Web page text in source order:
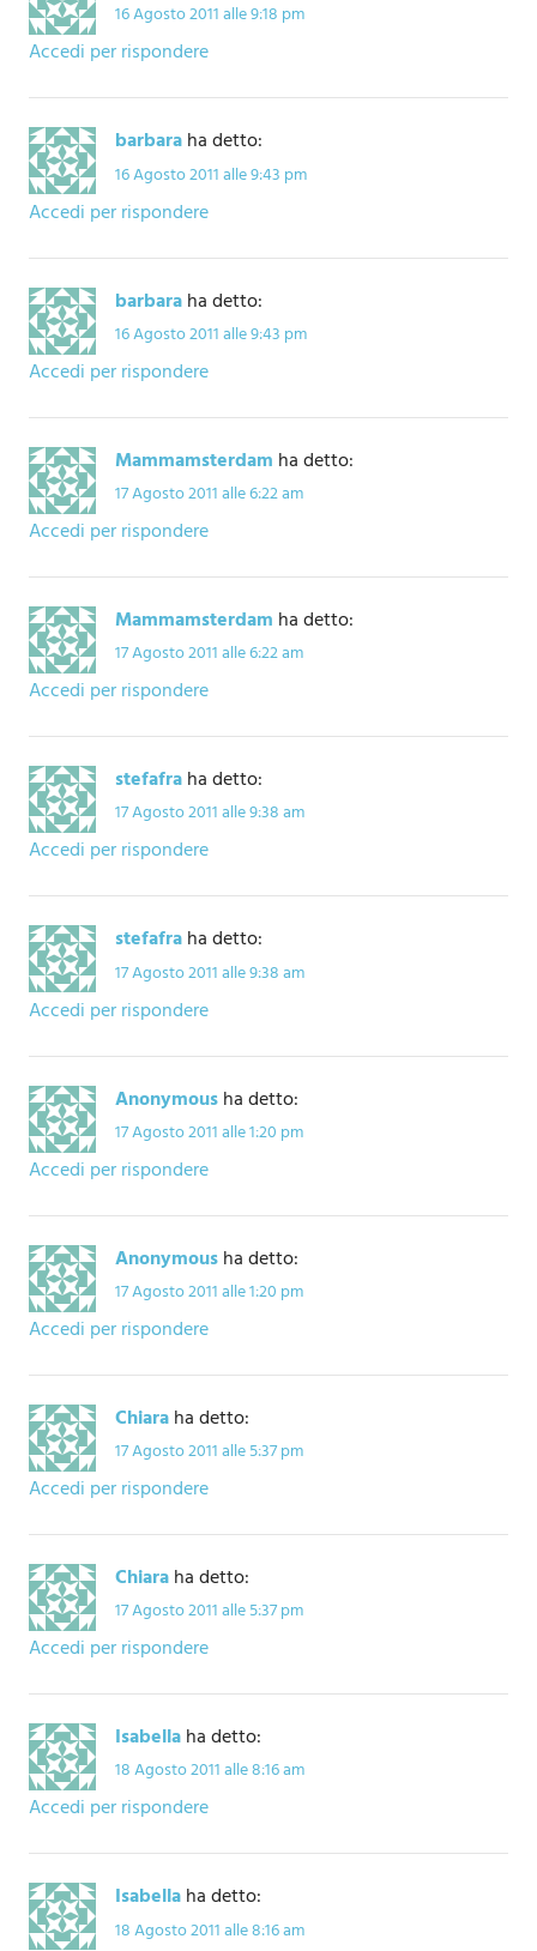
16 Agosto 2011 alle 9:18 pm
Accedi per rispondere
barbaraha detto:
16 Agosto 2011 alle 9:43 pm
Accedi per rispondere
barbaraha detto:
16 Agosto 2011 alle 9:43 pm
Accedi per rispondere
Mammamsterdam ha detto:
17 Agosto 2011 alle 6:22 am
Accedi per rispondere
Mammamsterdam ha detto:
17 Agosto 2011 alle 6:22 am
Accedi per rispondere
stefafraha detto:
17 Agosto 2011 alle 9:38 am
Accedi per rispondere
stefafraha detto:
17 Agosto 2011 alle 9:38 am
Accedi per rispondere
Anonymousha detto:
17 Agosto 2011 alle 1:20 pm
Accedi per rispondere
Anonymousha detto:
17 Agosto 2011 alle 1:20 pm
Accedi per rispondere
Chiaraha detto:
17 Agosto 2011 alle 5:37 pm
Accedi per rispondere
Chiaraha detto:
17 Agosto 2011 alle 5:37 pm
Accedi per rispondere
Isabellaha detto:
18 Agosto 2011 alle 8:16 am
Accedi per rispondere
Isabellaha detto:
18 Agosto 2011 alle 8:16 am